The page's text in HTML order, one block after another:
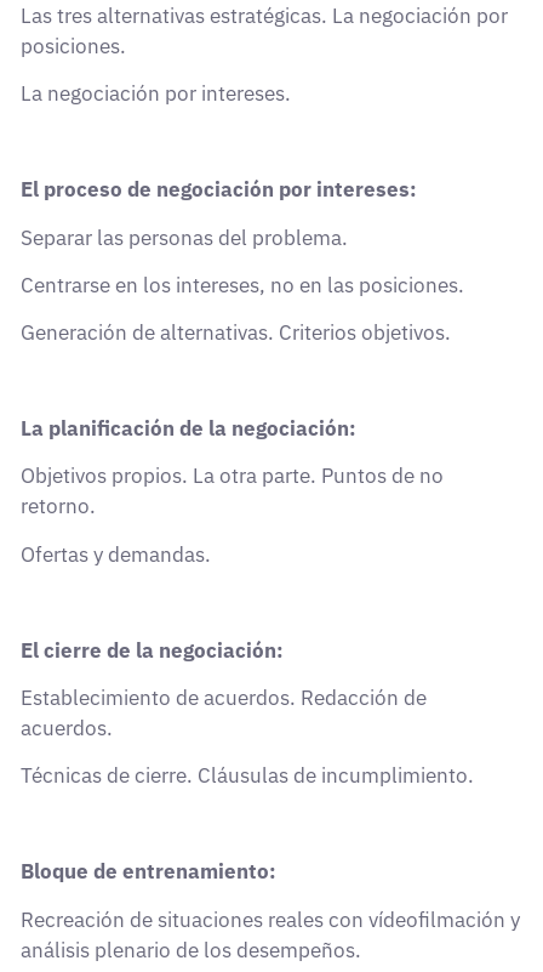
Las tres alternativas estratégicas. La negociación por
posiciones.
La negociación por intereses.
El proceso de negociación por intereses:
Separar las personas del problema.
Centrarse en los intereses, no en las posiciones.
Generación de alternativas. Criterios objetivos.
La planificación de la negociación:
Objetivos propios. La otra parte. Puntos de no
retorno.
Ofertas y demandas.
El cierre de la negociación:
Establecimiento de acuerdos. Redacción de
acuerdos.
Técnicas de cierre. Cláusulas de incumplimiento.
Bloque de entrenamiento:
Recreación de situaciones reales con vídeofilmación y
análisis plenario de los desempeños.